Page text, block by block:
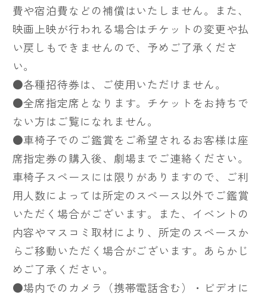
費や宿泊費などの補償はいたしません。また、
映画上映が行われる場合はチケットの変更や払
い戻しもできませんので、予めご了承くださ
い。
●各種招待券は、ご使用いただけません。
●全席指定席となります。チケットをお持ちで
ない方はご覧になれません。
●車椅子でのご鑑賞をご希望されるお客様は座
席指定券の購入後、劇場までご連絡ください。
車椅子スペースには限りがありますので、ご利
用人数によっては所定のスペース以外でご鑑賞
いただく場合がございます。また、イベントの
内容やマスコミ取材により、所定のスペースか
らご移動いただく場合がございます。あらかじ
めご了承ください。
●場内でのカメラ（携帯電話含む）・ビデオに